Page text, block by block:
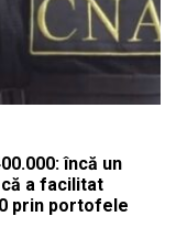
încă un
a facilitat
prin portofele